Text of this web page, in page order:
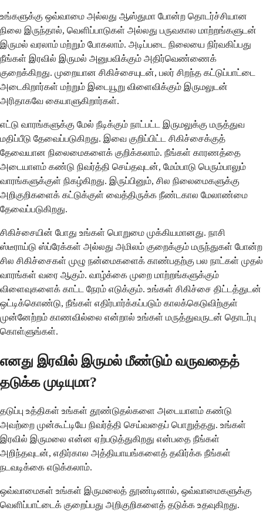
உங்களுக்கு ஒவ்வாமை அல்லது ஆஸ்துமா போன்ற தொடர்ச்சியான
நிலை இருந்தால், வெளிப்பாடுகள் அல்லது பருவகால மாற்றங்களுடன்
இருமல் வரலாம் மற்றும் போகலாம். அடிப்படை நிலையை நிர்வகிப்பது
நீங்கள் இரவில் இருமல் அனுபவிக்கும் அதிர்வெண்ணைக்
குறைக்கிறது. முறையான சிகிச்சையுடன், பலர் சிறந்த கட்டுப்பாட்டை
அடைகிறார்கள் மற்றும் இடையூறு விளைவிக்கும் இருமலுடன்
அரிதாகவே கையாளுகிறார்கள்.
எட்டு வாரங்களுக்கு மேல் நீடிக்கும் நாட்பட்ட இருமலுக்கு மருத்துவ
மதிப்பீடு தேவைப்படுகிறது. இவை குறிப்பிட்ட சிகிச்சைக்குத்
தேவையான நிலைமைகளைக் குறிக்கலாம். நீங்கள் காரணத்தை
அடையாளம் கண்டு நிவர்த்தி செய்தவுடன், மேம்பாடு பெரும்பாலும்
வாரங்களுக்குள் நிகழ்கிறது. இருப்பினும், சில நிலைமைகளுக்கு
அறிகுறிகளைக் கட்டுக்குள் வைத்திருக்க நீண்டகால மேலாண்மை
தேவைப்படுகிறது.
சிகிச்சையின் போது உங்கள் பொறுமை முக்கியமானது. நாசி
ஸ்டீராய்டு ஸ்ப்ரேக்கள் அல்லது அமிலம் குறைக்கும் மருந்துகள் போன்ற
சில சிகிச்சைகள் முழு நன்மைகளைக் காண்பதற்கு பல நாட்கள் முதல்
வாரங்கள் வரை ஆகும். வாழ்க்கை முறை மாற்றங்களுக்கும்
விளைவுகளைக் காட்ட நேரம் எடுக்கும். உங்கள் சிகிச்சை திட்டத்துடன்
ஒட்டிக்கொண்டு, நீங்கள் எதிர்பார்க்கப்படும் காலக்கெடுவிற்குள்
முன்னேற்றம் காணவில்லை என்றால் உங்கள் மருத்துவருடன் தொடர்பு
கொள்ளுங்கள்.
எனது இரவில் இருமல் மீண்டும் வருவதைத்
தடுக்க முடியுமா?
தடுப்பு உத்திகள் உங்கள் தூண்டுதல்களை அடையாளம் கண்டு
அவற்றை முன்கூட்டியே நிவர்த்தி செய்வதைப் பொறுத்தது. உங்கள்
இரவில் இருமலை என்ன ஏற்படுத்துகிறது என்பதை நீங்கள்
அறிந்தவுடன், எதிர்கால அத்தியாயங்களைத் தவிர்க்க நீங்கள்
நடவடிக்கை எடுக்கலாம்.
ஒவ்வாமைகள் உங்கள் இருமலைத் தூண்டினால், ஒவ்வாமைகளுக்கு
வெளிப்பாட்டைக் குறைப்பது அறிகுறிகளைத் தடுக்க உதவுகிறது.